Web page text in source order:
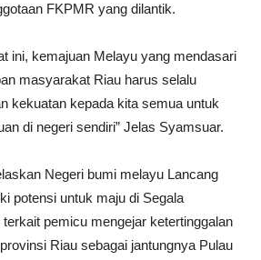
FKPMR yang dilantik.
ini, kemajuan Melayu yang mendasari
masyarakat Riau harus selalu
kekuatan kepada kita semua untuk
di negeri sendiri” Jelas Syamsuar.
Negeri bumi melayu Lancang
potensi untuk maju di Segala
pemicu mengejar ketertinggalan
Riau sebagai jantungnya Pulau